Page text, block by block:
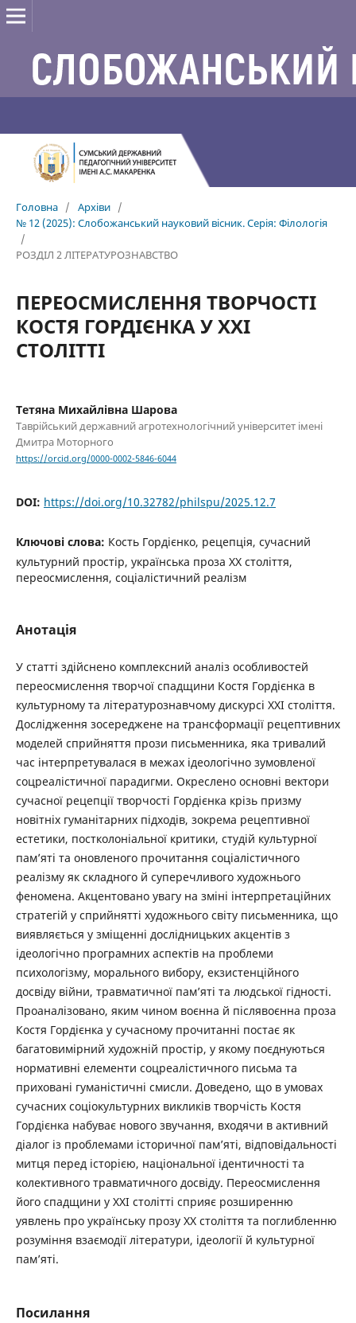
Головна / Архіви /
№ 12 (2025): Слобожанський науковий вісник. Серія: Філологія
/
РОЗДІЛ 2 ЛІТЕРАТУРОЗНАВСТВО
ПЕРЕОСМИСЛЕННЯ ТВОРЧОСТІ
КОСТЯ ГОРДІЄНКА У ХХІ
СТОЛІТТІ
Тетяна Михайлівна Шарова
Таврійський державний агротехнологічний університет імені
Дмитра Моторного
https://orcid.org/0000-0002-5846-6044
DOI: https://doi.org/10.32782/philspu/2025.12.7
Ключові слова: Кость Гордієнко, рецепція, сучасний
культурний простір, українська проза ХХ століття,
переосмислення, соціалістичний реалізм
Анотація
У статті здійснено комплексний аналіз особливостей
переосмислення творчої спадщини Костя Гордієнка в
культурному та літературознавчому дискурсі ХХІ століття.
Дослідження зосереджене на трансформації рецептивних
моделей сприйняття прози письменника, яка тривалий
час інтерпретувалася в межах ідеологічно зумовленої
соцреалістичної парадигми. Окреслено основні вектори
сучасної рецепції творчості Гордієнка крізь призму
новітніх гуманітарних підходів, зокрема рецептивної
естетики, постколоніальної критики, студій культурної
пам’яті та оновленого прочитання соціалістичного
реалізму як складного й суперечливого художнього
феномена. Акцентовано увагу на зміні інтерпретаційних
стратегій у сприйнятті художнього світу письменника, що
виявляється у зміщенні дослідницьких акцентів з
ідеологічно програмних аспектів на проблеми
психологізму, морального вибору, екзистенційного
досвіду війни, травматичної пам’яті та людської гідності.
Проаналізовано, яким чином воєнна й післявоєнна проза
Костя Гордієнка у сучасному прочитанні постає як
багатовимірний художній простір, у якому поєднуються
нормативні елементи соцреалістичного письма та
приховані гуманістичні смисли. Доведено, що в умовах
сучасних соціокультурних викликів творчість Костя
Гордієнка набуває нового звучання, входячи в активний
діалог із проблемами історичної пам’яті, відповідальності
митця перед історією, національної ідентичності та
колективного травматичного досвіду. Переосмислення
його спадщини у ХХІ столітті сприяє розширенню
уявлень про українську прозу ХХ століття та поглибленню
розуміння взаємодії літератури, ідеології й культурної
пам’яті.
Посилання